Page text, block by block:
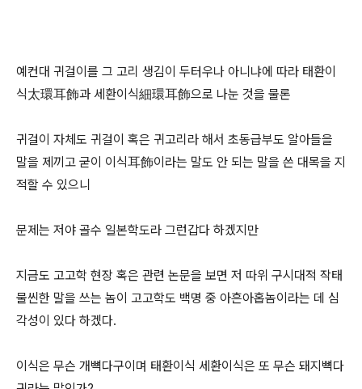
예컨대 귀걸이를 그 고리 생김이 두터우나 아니냐에 따라 태환이
식太環耳飾과 세환이식細環耳飾으로 나눈 것을 물론
귀걸이 자체도 귀걸이 혹은 귀고리라 해서 초동급부도 알아들을
말을 제끼고 굳이 이식耳飾이라는 말도 안 되는 말을 쓴 대목을 지
적할 수 있으니
문제는 저야 골수 일본학도라 그런갑다 하겠지만
지금도 고고학 현장 혹은 관련 논문을 보면 저 따위 구시대적 작태
물씬한 말을 쓰는 놈이 고고학도 백명 중 아흔아홉놈이라는 데 심
각성이 있다 하겠다.
이식은 무슨 개뼉다구이며 태환이식 세환이식은 또 무슨 돼지뼉다